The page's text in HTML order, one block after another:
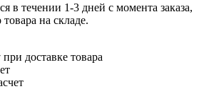
в течении 1-3 дней с момента заказа,
на складе.
доставке товара